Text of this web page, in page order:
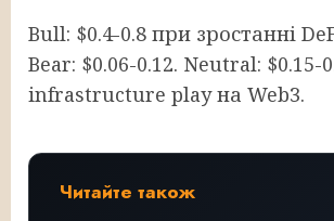
Bull: $0.4-0.8 при зростанні
Bear: $0.06-0.12. Neutral: $0.15-
infrastructure play на Web3.
Читайте також